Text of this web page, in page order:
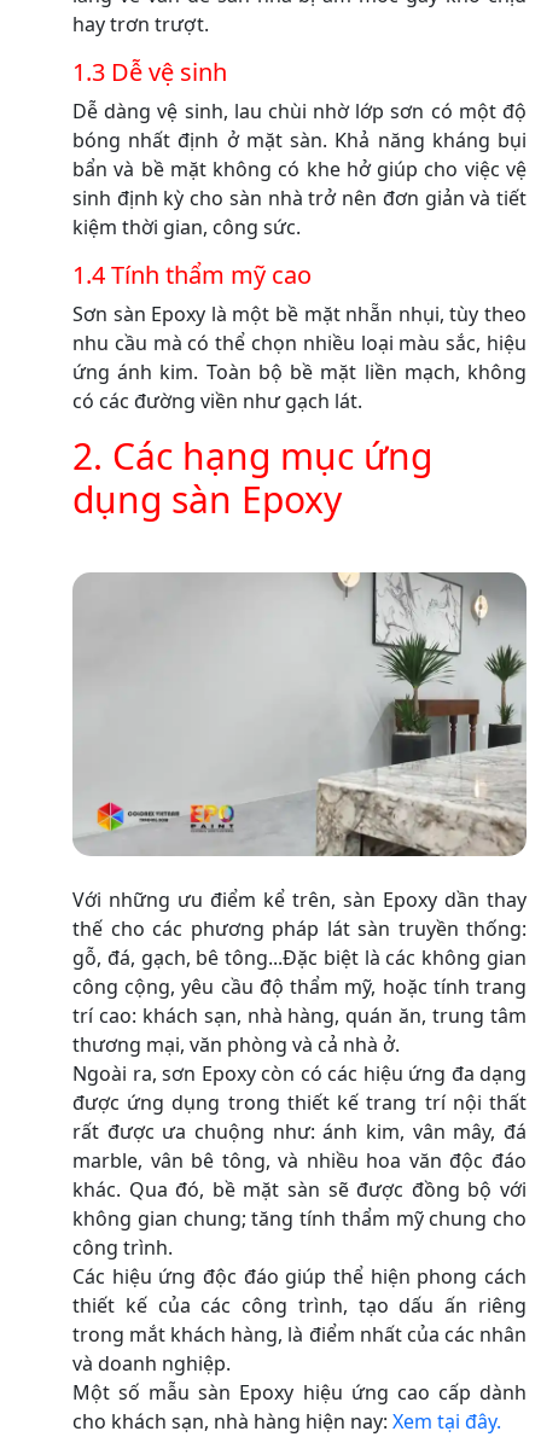
hay trơn trượt.
1.3 Dễ vệ sinh
Dễ dàng vệ sinh, lau chùi nhờ lớp sơn có một độ
bóng nhất định ở mặt sàn. Khả năng kháng bụi
bẩn và bề mặt không có khe hở giúp cho việc vệ
sinh định kỳ cho sàn nhà trở nên đơn giản và tiết
kiệm thời gian, công sức.
1.4 Tính thẩm mỹ cao
Sơn sàn Epoxy là một bề mặt nhẵn nhụi, tùy theo
nhu cầu mà có thể chọn nhiều loại màu sắc, hiệu
ứng ánh kim. Toàn bộ bề mặt liền mạch, không
có các đường viền như gạch lát.
2. Các hạng mục ứng
dụng sàn Epoxy
Với những ưu điểm kể trên, sàn Epoxy dần thay
thế cho các phương pháp lát sàn truyền thống:
gỗ, đá, gạch, bê tông...Đặc biệt là các không gian
công cộng, yêu cầu độ thẩm mỹ, hoặc tính trang
trí cao: khách sạn, nhà hàng, quán ăn, trung tâm
thương mại, văn phòng và cả nhà ở.
Ngoài ra, sơn Epoxy còn có các hiệu ứng đa dạng
được ứng dụng trong thiết kế trang trí nội thất
rất được ưa chuộng như: ánh kim, vân mây, đá
marble, vân bê tông, và nhiều hoa văn độc đáo
khác. Qua đó, bề mặt sàn sẽ được đồng bộ với
không gian chung; tăng tính thẩm mỹ chung cho
công trình.
Các hiệu ứng độc đáo giúp thể hiện phong cách
thiết kế của các công trình, tạo dấu ấn riêng
trong mắt khách hàng, là điểm nhất của các nhân
và doanh nghiệp.
Một số mẫu sàn Epoxy hiệu ứng cao cấp dành
cho khách sạn, nhà hàng hiện nay: Xem tại đây.